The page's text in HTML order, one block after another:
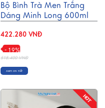
Bộ Bình Trà Men Trắng
Dáng Minh Long 600ml
422.280 VNĐ
- 19%
518.400 VNĐ
Xem chi tiết